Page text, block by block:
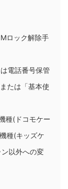
ロック解除手
電話番号保管
たは「基本使
種(ドコモケー
種(キッズケ
以外への変